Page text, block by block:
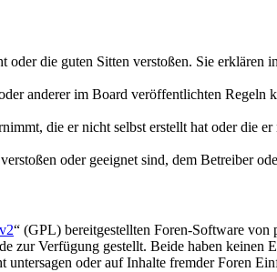
die guten Sitten verstoßen. Sie erklären
anderer im Board veröffentlichten
die er nicht selbst erstellt hat oder die
oder geeignet sind, dem Betreiber
“ (GPL) bereitgestellten Foren-Software
zur Verfügung gestellt. Beide haben keinen
oder auf Inhalte fremder Foren